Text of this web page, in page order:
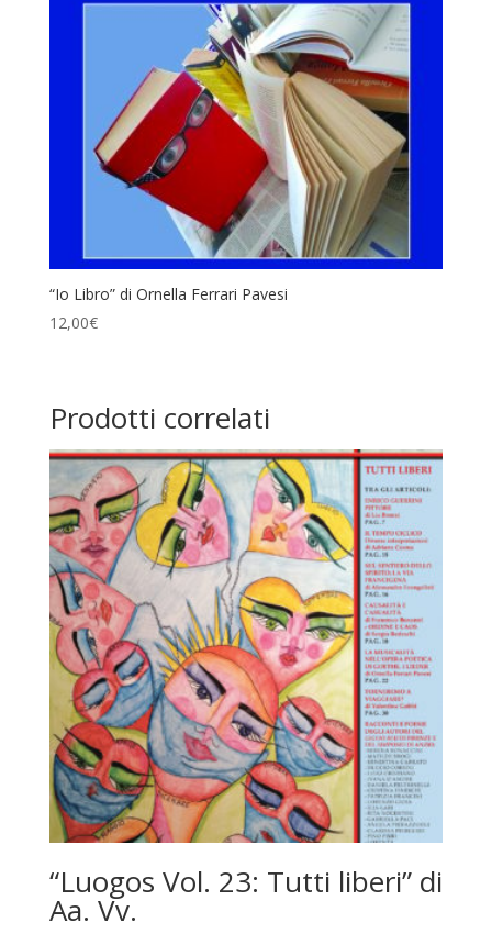
“Io Libro” di Ornella Ferrari Pavesi
12,00€
Prodotti correlati
“Luogos Vol. 23: Tutti liberi” di
Aa. Vv.